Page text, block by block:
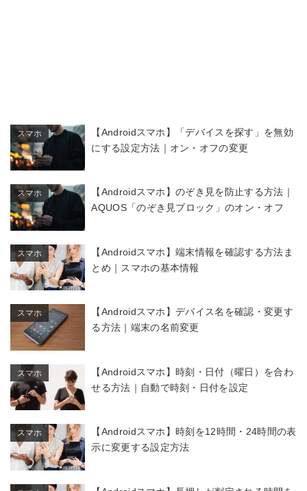
スマホ
【Androidスマホ】「デバイスを探す」を無効
にする設定方法｜オン・オフの変更
スマホ
【Androidスマホ】のぞき見を防止する方法｜
AQUOS「のぞき見ブロック」のオン・オフ
スマホ
【Androidスマホ】端末情報を確認する方法ま
とめ｜スマホの基本情報
スマホ
【Androidスマホ】デバイス名を確認・変更す
る方法｜端末の名前変更
スマホ
【Androidスマホ】時刻・日付（曜日）を合わ
せる方法｜自動で時刻・日付を設定
スマホ
【Androidスマホ】時刻を12時間・24時間の表
示に変更する設定方法